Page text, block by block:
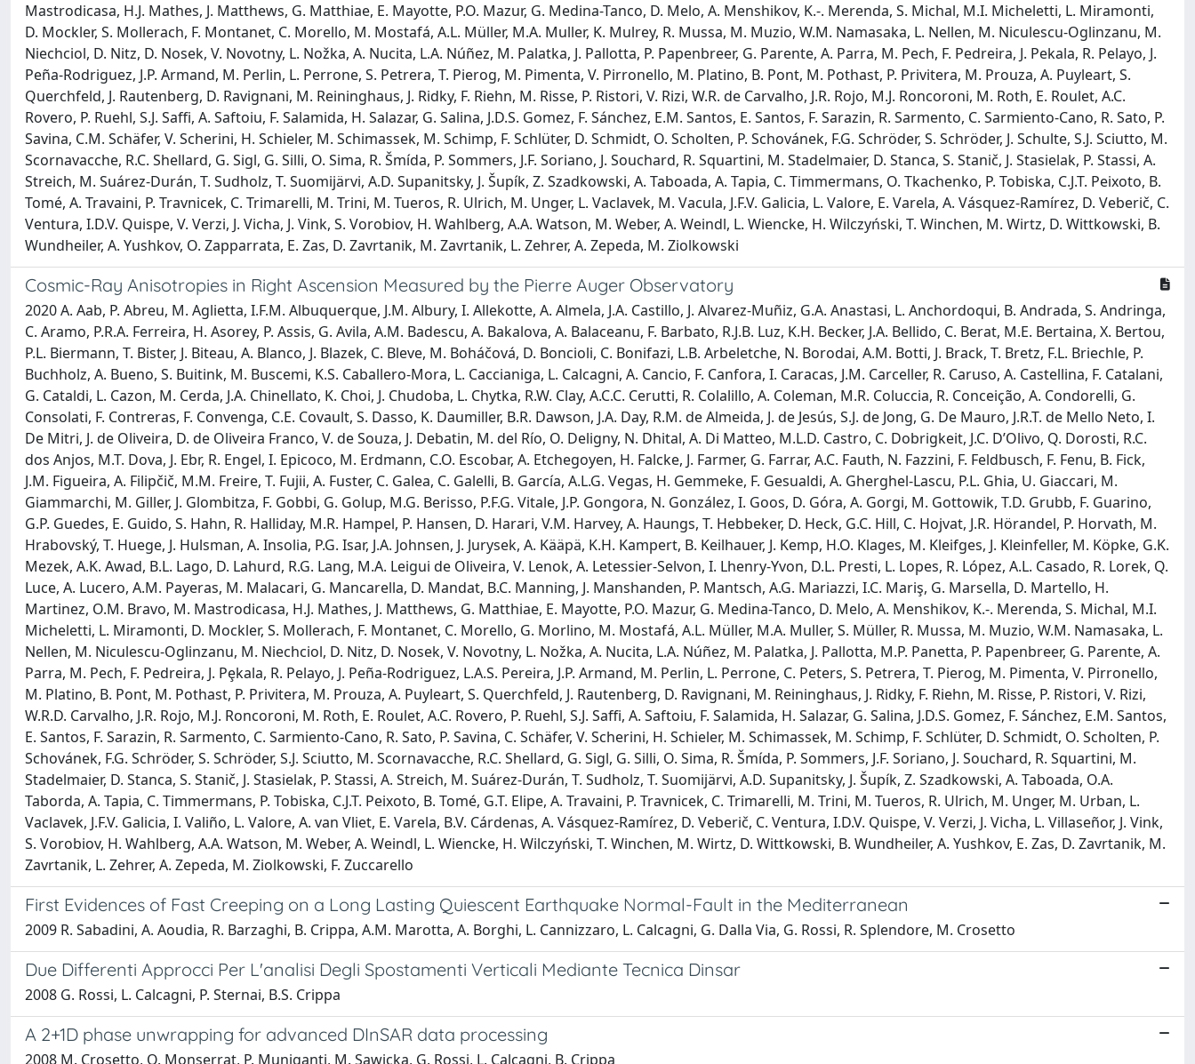
Mastrodicasa, H.J. Mathes, J. Matthews, G. Matthiae, E. Mayotte, P.O. Mazur, G. Medina-Tanco, D. Melo, A. Menshikov, K.-. Merenda, S. Michal, M.I. Micheletti, L. Miramonti,
D. Mockler, S. Mollerach, F. Montanet, C. Morello, M. Mostafá, A.L. Müller, M.A. Muller, K. Mulrey, R. Mussa, M. Muzio, W.M. Namasaka, L. Nellen, M. Niculescu-Oglinzanu, M.
Niechciol, D. Nitz, D. Nosek, V. Novotny, L. Nožka, A. Nucita, L.A. Núñez, M. Palatka, J. Pallotta, P. Papenbreer, G. Parente, A. Parra, M. Pech, F. Pedreira, J. Pekala, R. Pelayo, J.
Peña-Rodriguez, J.P. Armand, M. Perlin, L. Perrone, S. Petrera, T. Pierog, M. Pimenta, V. Pirronello, M. Platino, B. Pont, M. Pothast, P. Privitera, M. Prouza, A. Puyleart, S.
Querchfeld, J. Rautenberg, D. Ravignani, M. Reininghaus, J. Ridky, F. Riehn, M. Risse, P. Ristori, V. Rizi, W.R. de Carvalho, J.R. Rojo, M.J. Roncoroni, M. Roth, E. Roulet, A.C.
Rovero, P. Ruehl, S.J. Saffi, A. Saftoiu, F. Salamida, H. Salazar, G. Salina, J.D.S. Gomez, F. Sánchez, E.M. Santos, E. Santos, F. Sarazin, R. Sarmento, C. Sarmiento-Cano, R. Sato, P.
Savina, C.M. Schäfer, V. Scherini, H. Schieler, M. Schimassek, M. Schimp, F. Schlüter, D. Schmidt, O. Scholten, P. Schovánek, F.G. Schröder, S. Schröder, J. Schulte, S.J. Sciutto, M.
Scornavacche, R.C. Shellard, G. Sigl, G. Silli, O. Sima, R. Šmída, P. Sommers, J.F. Soriano, J. Souchard, R. Squartini, M. Stadelmaier, D. Stanca, S. Stanič, J. Stasielak, P. Stassi, A.
Streich, M. Suárez-Durán, T. Sudholz, T. Suomijärvi, A.D. Supanitsky, J. Šupík, Z. Szadkowski, A. Taboada, A. Tapia, C. Timmermans, O. Tkachenko, P. Tobiska, C.J.T. Peixoto, B.
Tomé, A. Travaini, P. Travnicek, C. Trimarelli, M. Trini, M. Tueros, R. Ulrich, M. Unger, L. Vaclavek, M. Vacula, J.F.V. Galicia, L. Valore, E. Varela, A. Vásquez-Ramírez, D. Veberič, C.
Ventura, I.D.V. Quispe, V. Verzi, J. Vicha, J. Vink, S. Vorobiov, H. Wahlberg, A.A. Watson, M. Weber, A. Weindl, L. Wiencke, H. Wilczyński, T. Winchen, M. Wirtz, D. Wittkowski, B.
Wundheiler, A. Yushkov, O. Zapparrata, E. Zas, D. Zavrtanik, M. Zavrtanik, L. Zehrer, A. Zepeda, M. Ziolkowski
Cosmic-Ray Anisotropies in Right Ascension Measured by the Pierre Auger Observatory
2020 A. Aab, P. Abreu, M. Aglietta, I.F.M. Albuquerque, J.M. Albury, I. Allekotte, A. Almela, J.A. Castillo, J. Alvarez-Muñiz, G.A. Anastasi, L. Anchordoqui, B. Andrada, S. Andringa,
C. Aramo, P.R.A. Ferreira, H. Asorey, P. Assis, G. Avila, A.M. Badescu, A. Bakalova, A. Balaceanu, F. Barbato, R.J.B. Luz, K.H. Becker, J.A. Bellido, C. Berat, M.E. Bertaina, X. Bertou,
P.L. Biermann, T. Bister, J. Biteau, A. Blanco, J. Blazek, C. Bleve, M. Boháčová, D. Boncioli, C. Bonifazi, L.B. Arbeletche, N. Borodai, A.M. Botti, J. Brack, T. Bretz, F.L. Briechle, P.
Buchholz, A. Bueno, S. Buitink, M. Buscemi, K.S. Caballero-Mora, L. Caccianiga, L. Calcagni, A. Cancio, F. Canfora, I. Caracas, J.M. Carceller, R. Caruso, A. Castellina, F. Catalani,
G. Cataldi, L. Cazon, M. Cerda, J.A. Chinellato, K. Choi, J. Chudoba, L. Chytka, R.W. Clay, A.C.C. Cerutti, R. Colalillo, A. Coleman, M.R. Coluccia, R. Conceição, A. Condorelli, G.
Consolati, F. Contreras, F. Convenga, C.E. Covault, S. Dasso, K. Daumiller, B.R. Dawson, J.A. Day, R.M. de Almeida, J. de Jesús, S.J. de Jong, G. De Mauro, J.R.T. de Mello Neto, I.
De Mitri, J. de Oliveira, D. de Oliveira Franco, V. de Souza, J. Debatin, M. del Río, O. Deligny, N. Dhital, A. Di Matteo, M.L.D. Castro, C. Dobrigkeit, J.C. D’Olivo, Q. Dorosti, R.C.
dos Anjos, M.T. Dova, J. Ebr, R. Engel, I. Epicoco, M. Erdmann, C.O. Escobar, A. Etchegoyen, H. Falcke, J. Farmer, G. Farrar, A.C. Fauth, N. Fazzini, F. Feldbusch, F. Fenu, B. Fick,
J.M. Figueira, A. Filipčič, M.M. Freire, T. Fujii, A. Fuster, C. Galea, C. Galelli, B. García, A.L.G. Vegas, H. Gemmeke, F. Gesualdi, A. Gherghel-Lascu, P.L. Ghia, U. Giaccari, M.
Giammarchi, M. Giller, J. Glombitza, F. Gobbi, G. Golup, M.G. Berisso, P.F.G. Vitale, J.P. Gongora, N. González, I. Goos, D. Góra, A. Gorgi, M. Gottowik, T.D. Grubb, F. Guarino,
G.P. Guedes, E. Guido, S. Hahn, R. Halliday, M.R. Hampel, P. Hansen, D. Harari, V.M. Harvey, A. Haungs, T. Hebbeker, D. Heck, G.C. Hill, C. Hojvat, J.R. Hörandel, P. Horvath, M.
Hrabovský, T. Huege, J. Hulsman, A. Insolia, P.G. Isar, J.A. Johnsen, J. Jurysek, A. Kääpä, K.H. Kampert, B. Keilhauer, J. Kemp, H.O. Klages, M. Kleifges, J. Kleinfeller, M. Köpke, G.K.
Mezek, A.K. Awad, B.L. Lago, D. Lahurd, R.G. Lang, M.A. Leigui de Oliveira, V. Lenok, A. Letessier-Selvon, I. Lhenry-Yvon, D.L. Presti, L. Lopes, R. López, A.L. Casado, R. Lorek, Q.
Luce, A. Lucero, A.M. Payeras, M. Malacari, G. Mancarella, D. Mandat, B.C. Manning, J. Manshanden, P. Mantsch, A.G. Mariazzi, I.C. Mariş, G. Marsella, D. Martello, H.
Martinez, O.M. Bravo, M. Mastrodicasa, H.J. Mathes, J. Matthews, G. Matthiae, E. Mayotte, P.O. Mazur, G. Medina-Tanco, D. Melo, A. Menshikov, K.-. Merenda, S. Michal, M.I.
Micheletti, L. Miramonti, D. Mockler, S. Mollerach, F. Montanet, C. Morello, G. Morlino, M. Mostafá, A.L. Müller, M.A. Muller, S. Müller, R. Mussa, M. Muzio, W.M. Namasaka, L.
Nellen, M. Niculescu-Oglinzanu, M. Niechciol, D. Nitz, D. Nosek, V. Novotny, L. Nožka, A. Nucita, L.A. Núñez, M. Palatka, J. Pallotta, M.P. Panetta, P. Papenbreer, G. Parente, A.
Parra, M. Pech, F. Pedreira, J. Pȩkala, R. Pelayo, J. Peña-Rodriguez, L.A.S. Pereira, J.P. Armand, M. Perlin, L. Perrone, C. Peters, S. Petrera, T. Pierog, M. Pimenta, V. Pirronello,
M. Platino, B. Pont, M. Pothast, P. Privitera, M. Prouza, A. Puyleart, S. Querchfeld, J. Rautenberg, D. Ravignani, M. Reininghaus, J. Ridky, F. Riehn, M. Risse, P. Ristori, V. Rizi,
W.R.D. Carvalho, J.R. Rojo, M.J. Roncoroni, M. Roth, E. Roulet, A.C. Rovero, P. Ruehl, S.J. Saffi, A. Saftoiu, F. Salamida, H. Salazar, G. Salina, J.D.S. Gomez, F. Sánchez, E.M. Santos,
E. Santos, F. Sarazin, R. Sarmento, C. Sarmiento-Cano, R. Sato, P. Savina, C. Schäfer, V. Scherini, H. Schieler, M. Schimassek, M. Schimp, F. Schlüter, D. Schmidt, O. Scholten, P.
Schovánek, F.G. Schröder, S. Schröder, S.J. Sciutto, M. Scornavacche, R.C. Shellard, G. Sigl, G. Silli, O. Sima, R. Šmída, P. Sommers, J.F. Soriano, J. Souchard, R. Squartini, M.
Stadelmaier, D. Stanca, S. Stanič, J. Stasielak, P. Stassi, A. Streich, M. Suárez-Durán, T. Sudholz, T. Suomijärvi, A.D. Supanitsky, J. Šupík, Z. Szadkowski, A. Taboada, O.A.
Taborda, A. Tapia, C. Timmermans, P. Tobiska, C.J.T. Peixoto, B. Tomé, G.T. Elipe, A. Travaini, P. Travnicek, C. Trimarelli, M. Trini, M. Tueros, R. Ulrich, M. Unger, M. Urban, L.
Vaclavek, J.F.V. Galicia, I. Valiño, L. Valore, A. van Vliet, E. Varela, B.V. Cárdenas, A. Vásquez-Ramírez, D. Veberič, C. Ventura, I.D.V. Quispe, V. Verzi, J. Vicha, L. Villaseñor, J. Vink,
S. Vorobiov, H. Wahlberg, A.A. Watson, M. Weber, A. Weindl, L. Wiencke, H. Wilczyński, T. Winchen, M. Wirtz, D. Wittkowski, B. Wundheiler, A. Yushkov, E. Zas, D. Zavrtanik, M.
Zavrtanik, L. Zehrer, A. Zepeda, M. Ziolkowski, F. Zuccarello
First Evidences of Fast Creeping on a Long Lasting Quiescent Earthquake Normal-Fault in the Mediterranean
2009 R. Sabadini, A. Aoudia, R. Barzaghi, B. Crippa, A.M. Marotta, A. Borghi, L. Cannizzaro, L. Calcagni, G. Dalla Via, G. Rossi, R. Splendore, M. Crosetto
Due Differenti Approcci Per L'analisi Degli Spostamenti Verticali Mediante Tecnica Dinsar
2008 G. Rossi, L. Calcagni, P. Sternai, B.S. Crippa
A 2+1D phase unwrapping for advanced DInSAR data processing
2008 M. Crosetto, O. Monserrat, P. Muniganti, M. Sawicka, G. Rossi, L. Calcagni, B. Crippa